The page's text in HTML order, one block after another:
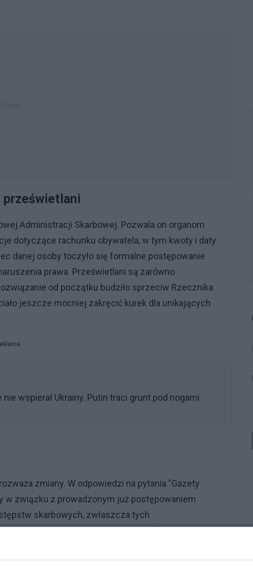
prześwietlani
Administracji Skarbowej. Pozwala on organom
dotyczące rachunku obywatela, w tym kwoty i daty
danej osoby toczyło się formalne postępowanie
prawa. Prześwietlani są zarówno
od początku budziło sprzeciw Rzecznika
jeszcze mocniej zakręcić kurek dla unikających
wspierał Ukrainy. Putin traci grunt pod nogami
zmiany. W odpowiedzi na pytania "Gazety
w związku z prowadzonym już postępowaniem
skarbowych, zwłaszcza tych
jego zniesienia, a jedynie modyfikację.